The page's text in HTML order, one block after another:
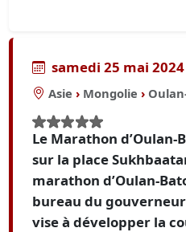
samedi 25 mai 2024
Asie › Mongolie ›
Le Marathon
sur la place
marathon d’Oulan-
bureau du
vise à développer la